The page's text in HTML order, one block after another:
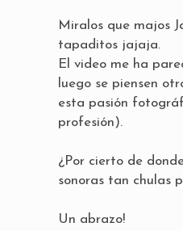
Miralos que majos
tapaditos jajaja.
El video me ha
luego se piensen
esta pasión
profesión).
¿Por cierto de
sonoras tan chulas
Un abrazo!